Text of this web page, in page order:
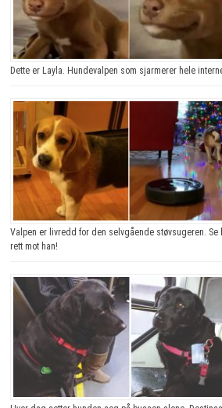
Dette er Layla. Hundevalpen som sjarmerer hele
Valpen er livredd for den selvgående støvsugeren. Se
rett mot han!